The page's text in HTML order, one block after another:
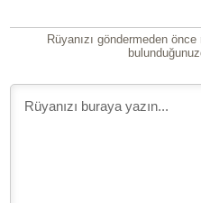
Rüyanızı göndermeden